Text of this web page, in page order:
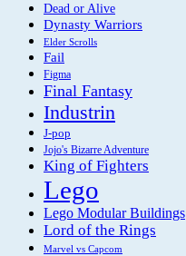
Dead or Alive
Dynasty Warriors
Elder Scrolls
Fail
Figma
Final Fantasy
Industrin
J-pop
Jojo's Bizarre Adventure
King of Fighters
Lego
Lego Modular Buildings
Lord of the Rings
Marvel vs Capcom